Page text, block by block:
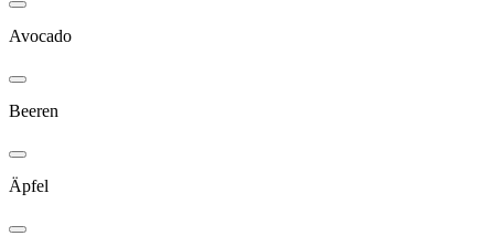
Avocado
Beeren
Äpfel